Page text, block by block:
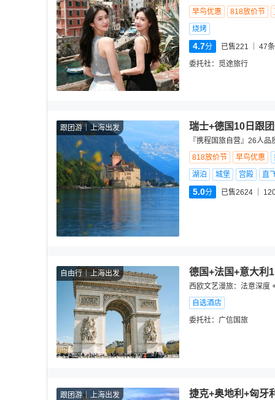
早鸟优惠
818放价节
烧烤
4.7分 已售221 47
委托社： 觅途旅行
跟团游 上海出发 瑞士+德国10日跟
『携程国旅自营』26人
818放价节
早鸟优惠
湖泊
城堡 宫殿 直
5.0分 已售2624
自由行 上海出发 德国+法国+意大利
西欧文艺漫旅：法意深度
自选酒店
委托社： 广信国旅
跟团游 上海出发 捷克+奥地利+匈牙